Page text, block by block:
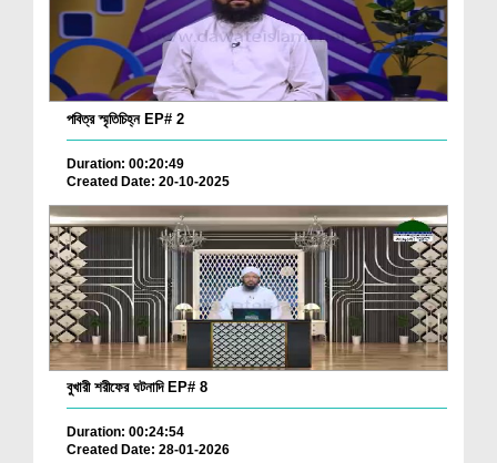
পবিত্র স্মৃতিচিহ্ন EP# 2
Duration: 00:20:49
Created Date: 20-10-2025
বুখারী শরীফের ঘটনাদি EP# 8
Duration: 00:24:54
Created Date: 28-01-2026